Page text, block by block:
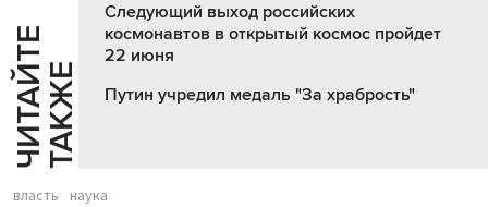
Ч
И
Т
АЙ
Т
Е
Т
А
К
ЖЕ
Следующий выход российских
космонавтов в открытый космос пройдет
22 июня
Путин учредил медаль "За храбрость"
власть наука